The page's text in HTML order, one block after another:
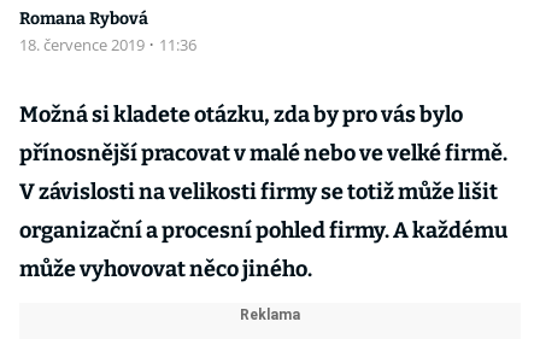
Romana Rybová
18. července 2019 · 11:36
Možná si kladete otázku, zda by pro vás bylo
přínosnější pracovat v malé nebo ve velké firmě.
V závislosti na velikosti firmy se totiž může lišit
organizační a procesní pohled firmy. A každému
může vyhovovat něco jiného.